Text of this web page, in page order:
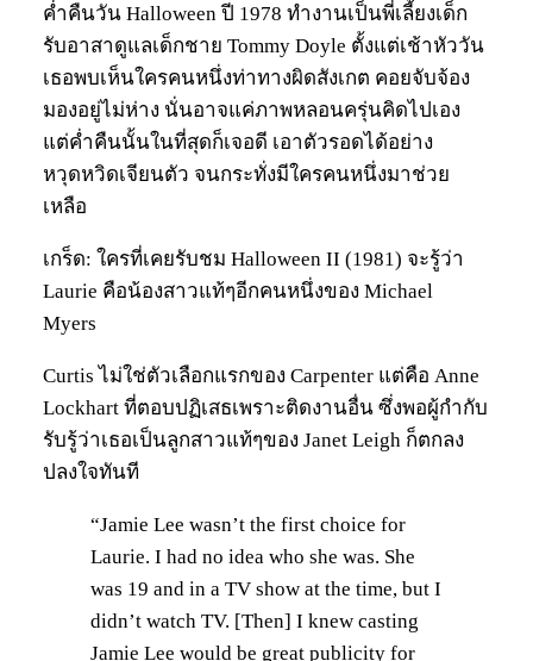
ค่ำคืนวัน Halloween ปี 1978 ทำงานเป็นพี่เลี้ยงเด็ก
รับอาสาดูแลเด็กชาย Tommy Doyle ตั้งแต่เช้าหัววัน
เธอพบเห็นใครคนหนึ่งท่าทางผิดสังเกต คอยจับจ้อง
มองอยู่ไม่ห่าง นั่นอาจแค่ภาพหลอนครุ่นคิดไปเอง
แต่ค่ำคืนนั้นในที่สุดก็เจอดี เอาตัวรอดได้อย่าง
หวุดหวิดเจียนตัว จนกระทั่งมีใครคนหนึ่งมาช่วย
เหลือ
เกร็ด: ใครที่เคยรับชม Halloween II (1981) จะรู้ว่า
Laurie คือน้องสาวแท้ๆอีกคนหนึ่งของ Michael
Myers
Curtis ไม่ใช่ตัวเลือกแรกของ Carpenter แต่คือ Anne
Lockhart ที่ตอบปฏิเสธเพราะติดงานอื่น ซึ่งพอผู้กำกับ
รับรู้ว่าเธอเป็นลูกสาวแท้ๆของ Janet Leigh ก็ตกลง
ปลงใจทันที
“Jamie Lee wasn’t the first choice for
Laurie. I had no idea who she was. She
was 19 and in a TV show at the time, but I
didn’t watch TV. [Then] I knew casting
Jamie Lee would be great publicity for